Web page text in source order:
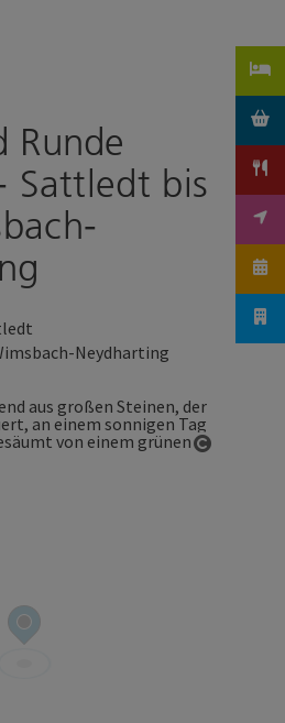
Runde
Sattledt bis
Neydharting